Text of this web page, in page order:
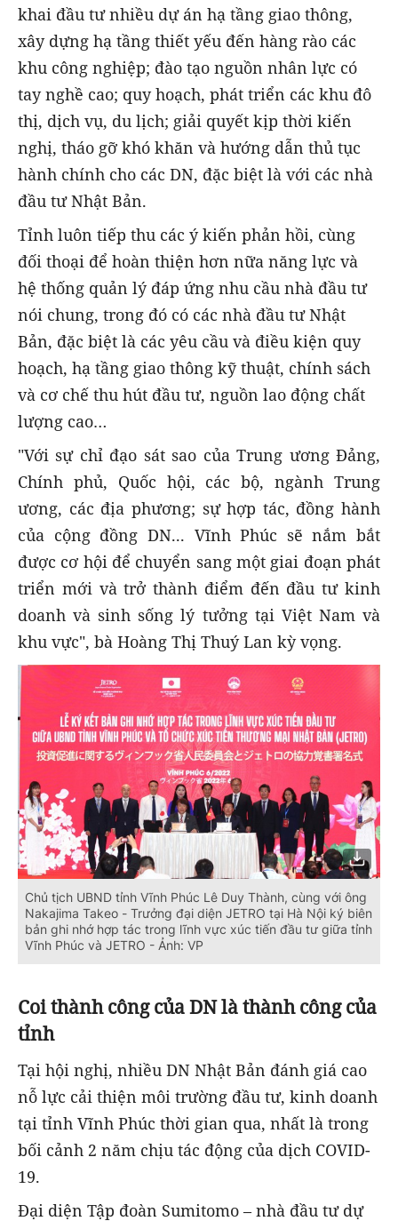
khai đầu tư nhiều dự án hạ tầng giao thông,
xây dựng hạ tầng thiết yếu đến hàng rào các
khu công nghiệp; đào tạo nguồn nhân lực có
tay nghề cao; quy hoạch, phát triển các khu đô
thị, dịch vụ, du lịch; giải quyết kịp thời kiến
nghị, tháo gỡ khó khăn và hướng dẫn thủ tục
hành chính cho các DN, đặc biệt là với các nhà
đầu tư Nhật Bản.
Tỉnh luôn tiếp thu các ý kiến phản hồi, cùng
đối thoại để hoàn thiện hơn nữa năng lực và
hệ thống quản lý đáp ứng nhu cầu nhà đầu tư
nói chung, trong đó có các nhà đầu tư Nhật
Bản, đặc biệt là các yêu cầu và điều kiện quy
hoạch, hạ tầng giao thông kỹ thuật, chính sách
và cơ chế thu hút đầu tư, nguồn lao động chất
lượng cao…
"Với sự chỉ đạo sát sao của Trung ương Đảng,
Chính phủ, Quốc hội, các bộ, ngành Trung
ương, các địa phương; sự hợp tác, đồng hành
của cộng đồng DN... Vĩnh Phúc sẽ nắm bắt
được cơ hội để chuyển sang một giai đoạn phát
triển mới và trở thành điểm đến đầu tư kinh
doanh và sinh sống lý tưởng tại Việt Nam và
khu vực", bà Hoàng Thị Thuý Lan kỳ vọng.
Chủ tịch UBND tỉnh Vĩnh Phúc Lê Duy Thành, cùng với ông
Nakajima Takeo - Trưởng đại diện JETRO tại Hà Nội ký biên
bản ghi nhớ hợp tác trong lĩnh vực xúc tiến đầu tư giữa tỉnh
Vĩnh Phúc và JETRO - Ảnh: VP
Coi thành công của DN là thành công của
tỉnh
Tại hội nghị, nhiều DN Nhật Bản đánh giá cao
nỗ lực cải thiện môi trường đầu tư, kinh doanh
tại tỉnh Vĩnh Phúc thời gian qua, nhất là trong
bối cảnh 2 năm chịu tác động của dịch COVID-
19.
Đại diện Tập đoàn Sumitomo – nhà đầu tư dự